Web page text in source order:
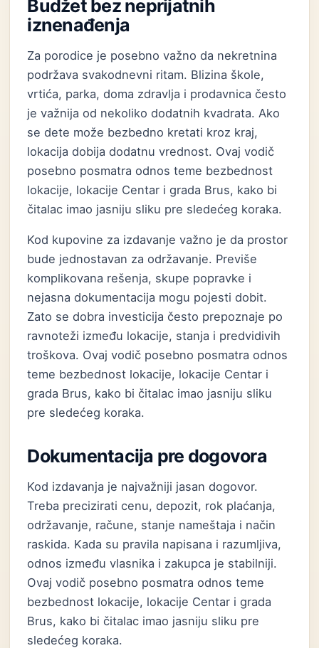
Budžet bez neprijatnih
iznenađenja
Za porodice je posebno važno da nekretnina
podržava svakodnevni ritam. Blizina škole,
vrtića, parka, doma zdravlja i prodavnica često
je važnija od nekoliko dodatnih kvadrata. Ako
se dete može bezbedno kretati kroz kraj,
lokacija dobija dodatnu vrednost. Ovaj vodič
posebno posmatra odnos teme bezbednost
lokacije, lokacije Centar i grada Brus, kako bi
čitalac imao jasniju sliku pre sledećeg koraka.
Kod kupovine za izdavanje važno je da prostor
bude jednostavan za održavanje. Previše
komplikovana rešenja, skupe popravke i
nejasna dokumentacija mogu pojesti dobit.
Zato se dobra investicija često prepoznaje po
ravnoteži između lokacije, stanja i predvidivih
troškova. Ovaj vodič posebno posmatra odnos
teme bezbednost lokacije, lokacije Centar i
grada Brus, kako bi čitalac imao jasniju sliku
pre sledećeg koraka.
Dokumentacija pre dogovora
Kod izdavanja je najvažniji jasan dogovor.
Treba precizirati cenu, depozit, rok plaćanja,
održavanje, račune, stanje nameštaja i način
raskida. Kada su pravila napisana i razumljiva,
odnos između vlasnika i zakupca je stabilniji.
Ovaj vodič posebno posmatra odnos teme
bezbednost lokacije, lokacije Centar i grada
Brus, kako bi čitalac imao jasniju sliku pre
sledećeg koraka.